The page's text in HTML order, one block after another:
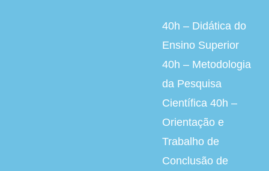
40h – Didática do
Ensino Superior
40h – Metodologia
da Pesquisa
Científica 40h –
Orientação e
Trabalho de
Conclusão de